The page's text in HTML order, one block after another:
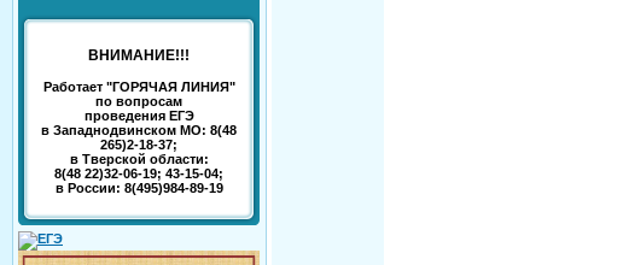
ВНИМАНИЕ!!!
Работает "ГОРЯЧАЯ ЛИНИЯ"
по вопросам
проведения ЕГЭ
в Западнодвинском МО: 8(48
265)2-18-37;
в Тверской области:
8(48 22)32-06-19; 43-15-04;
в России: 8(495)984-89-19